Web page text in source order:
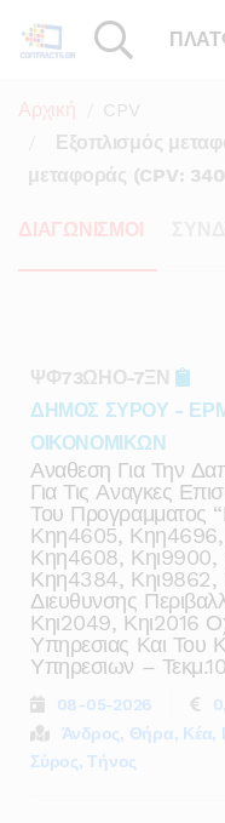
Αρχική
CPV
Εξοπλισμός
μεταφοράς (CPV:
ΔΙΑΓΩΝΙΣΜΟΙ
ΨΦ73ΩΗΟ-7ΞΝ
ΔΗΜΟΣ ΣΥΡΟΥ -
ΟΙΚΟΝΟΜΙΚΩΝ
Αναθεση Για Την
Για Τις Αναγκες
Του Προγραμματος
Κηη4605, Κηη4696,
Κηη4608,
Κηη4384, Κηι9862,
Διευθυνσης
Κηι2049, Κηι2016
Υπηρεσιας Και Του
Υπηρεσιων –
08-05-2026
Άνδρος, Θήρα, Κέα,
Σύρος, Τήνος